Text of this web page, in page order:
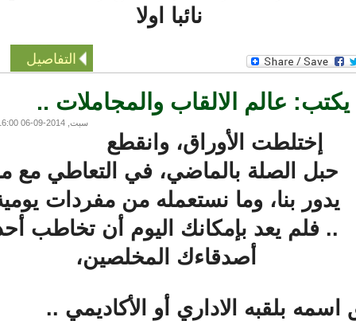
نائبا اولا
التفاصيل
عالم الالقاب والمجاملات ..
سبت, 2014-09-06 16:00
إختلطت الأوراق، وانقطع
حبل الصلة بالماضي، في التعاطي مع ما
بنا، وما نستعمله من مفردات يومية
.. فلم يعد بإمكانك اليوم أن تخاطب أحد
أصدقاءك المخلصين،
بلقبه الاداري أو الأكاديمي ..